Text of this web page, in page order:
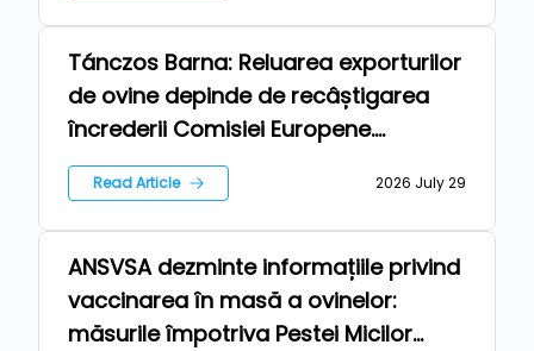
Farm
Tánczos Barna: Reluarea exporturilor
de ovine depinde de recâștigarea
încrederii Comisiei Europene.
România pregătește un nou plan
sanitar-veterinar
Read Article 2026 July 29
Farm
ANSVSA dezminte informațiile privind
vaccinarea în masă a ovinelor:
măsurile împotriva Pestei Micilor